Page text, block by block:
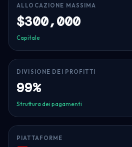
ALLOCAZIONE MASSIMA
$300,000
Capitale
DIVISIONE DEI PROFITTI
99%
Struttura dei pagamenti
PIATTAFORME